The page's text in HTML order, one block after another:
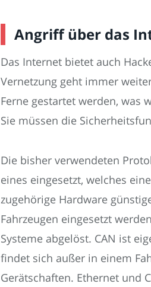
Angriff über das
Das Internet bietet auch
Vernetzung geht immer
Ferne gestartet werden, was
Sie müssen die
Die bisher verwendeten
eines eingesetzt, welches
zugehörige Hardware
Fahrzeugen eingesetzt
Systeme abgelöst. CAN ist
findet sich außer in einem
Gerätschaften. Ethernet und